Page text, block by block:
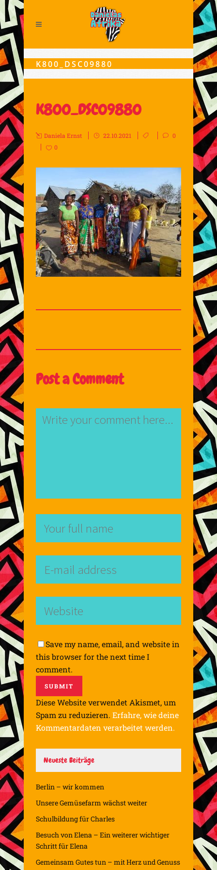
K800_DSC09880
K800_DSC09880
Daniela Ernst 22.10.2021
0
0
Post a Comment
Save my name, email, and website in
this browser for the next time I
comment.
Diese Website verwendet Akismet, um
Spam zu reduzieren. Erfahre, wie deine
Kommentardaten verarbeitet werden.
Neueste Beiträge
Berlin – wir kommen
Unsere Gemüsefarm wächst weiter
Schulbildung für Charles
Besuch von Elena – Ein weiterer wichtiger
Schritt für Elena
Gemeinsam Gutes tun – mit Herz und Genuss